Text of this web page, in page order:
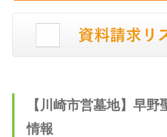
【川崎市営墓地】早
情報